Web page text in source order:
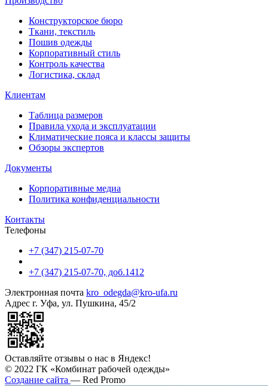
Конструкторское бюро
Ткани, текстиль
Пошив одежды
Корпоративный стиль
Контроль качества
Логистика, склад
Клиентам
Таблица размеров
Правила ухода и эксплуатации
Климатические пояса и классы защиты
Обзоры экспертов
Документы
Корпоративные медиа
Политика конфиденциальности
Контакты
Телефоны
+7 (347) 215-07-70
+7 (347) 215-07-70, доб.1412
Электронная почта kro_odegda@kro-ufa.ru
Адрес г. Уфа, ул. Пушкина, 45/2
Оставляйте отзывы о нас в Яндекс!
© 2022 ГК «Комбинат рабочей одежды»
Создание сайта — Red Promo